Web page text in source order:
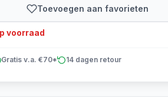
Toevoegen aan favorieten
voorraad
Gratis v.a. €70* 14 dagen retour